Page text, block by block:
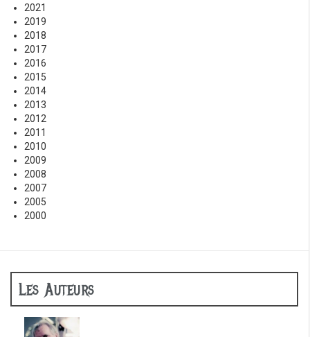
2021
2019
2018
2017
2016
2015
2014
2013
2012
2011
2010
2009
2008
2007
2005
2000
Les Auteurs